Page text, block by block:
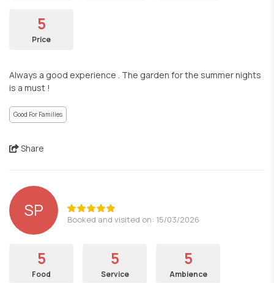
5
Price
Always a good experience . The garden for the summer nights
is a must !
Good For Families
Share
SP Booked and visited on: 15/03/2026
5
Food
5
Service
5
Ambience